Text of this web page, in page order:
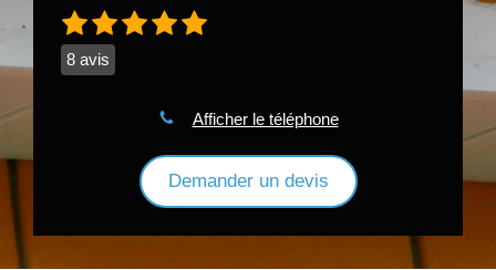
8 avis
Afficher le téléphone
Demander un devis